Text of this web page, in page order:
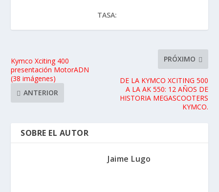
TASA:
Kymco Xciting 400
presentación MotorADN
(38 imágenes)
ANTERIOR
PRÓXIMO
DE LA KYMCO XCITING 500
A LA AK 550: 12 AÑOS DE
HISTORIA MEGASCOOTERS
KYMCO.
SOBRE EL AUTOR
Jaime Lugo